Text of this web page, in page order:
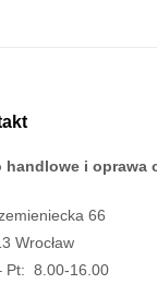
handlowe i oprawa
66
Wrocław
Pt: 8.00-16.00